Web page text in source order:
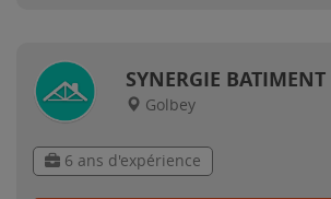
SYNERGIE BATIMENT
Golbey
6 ans d'expérience